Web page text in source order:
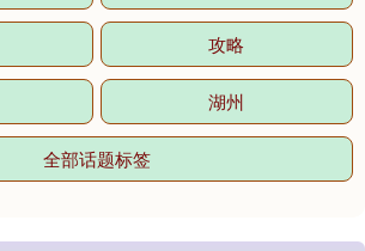
攻略
湖州
全部话题标签